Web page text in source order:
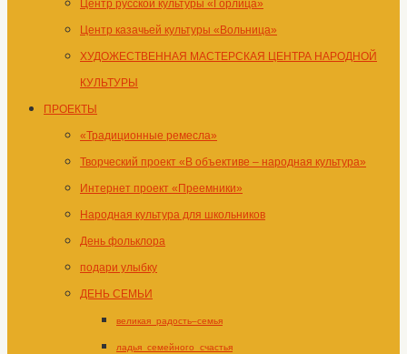
Центр русской культуры «Горлица»
Центр казачьей культуры «Вольница»
ХУДОЖЕСТВЕННАЯ МАСТЕРСКАЯ ЦЕНТРА НАРОДНОЙ
КУЛЬТУРЫ
ПРОЕКТЫ
«Традиционные ремесла»
Творческий проект «В объективе – народная культура»
Интернет проект «Преемники»
Народная культура для школьников
День фольклора
подари улыбку
ДЕНЬ СЕМЬИ
великая_радость–семья
ладья_семейного_счастья